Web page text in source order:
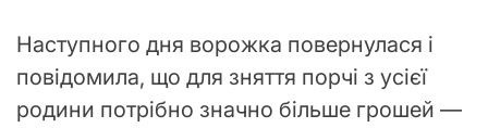
Наступного дня ворожка повернулася і
повідомила, що для зняття порчі з усієї
родини потрібно значно більше грошей —